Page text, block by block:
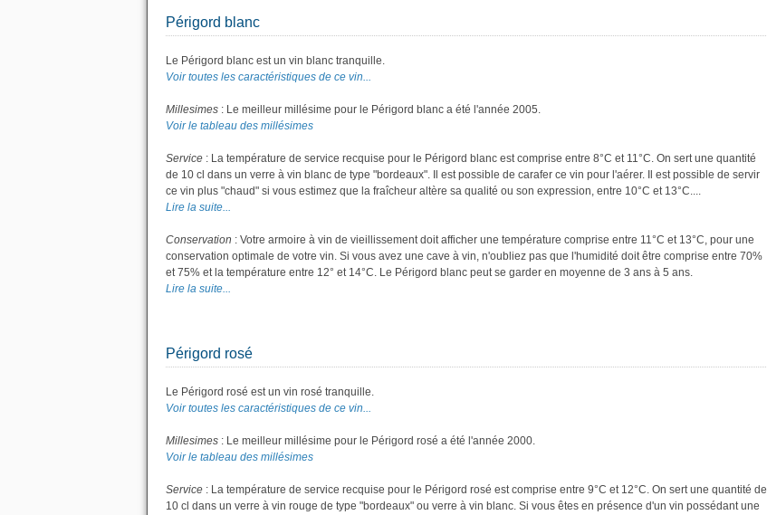
Périgord blanc
Le Périgord blanc est un vin blanc tranquille.
Voir toutes les caractéristiques de ce vin...
Millesimes : Le meilleur millésime pour le Périgord blanc a été l'année 2005.
Voir le tableau des millésimes
Service : La température de service recquise pour le Périgord blanc est comprise entre 8°C et 11°C. On sert une quantité
de 10 cl dans un verre à vin blanc de type "bordeaux". Il est possible de carafer ce vin pour l'aérer. Il est possible de servir
ce vin plus "chaud" si vous estimez que la fraîcheur altère sa qualité ou son expression, entre 10°C et 13°C....
Lire la suite...
Conservation : Votre armoire à vin de vieillissement doit afficher une température comprise entre 11°C et 13°C, pour une
conservation optimale de votre vin. Si vous avez une cave à vin, n'oubliez pas que l'humidité doit être comprise entre 70%
et 75% et la température entre 12° et 14°C. Le Périgord blanc peut se garder en moyenne de 3 ans à 5 ans.
Lire la suite...
Périgord rosé
Le Périgord rosé est un vin rosé tranquille.
Voir toutes les caractéristiques de ce vin...
Millesimes : Le meilleur millésime pour le Périgord rosé a été l'année 2000.
Voir le tableau des millésimes
Service : La température de service recquise pour le Périgord rosé est comprise entre 9°C et 12°C. On sert une quantité de
10 cl dans un verre à vin rouge de type "bordeaux" ou verre à vin blanc. Si vous êtes en présence d'un vin possédant une